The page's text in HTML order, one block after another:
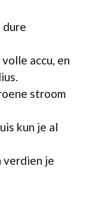
dure
accu, en
stroom
kun je al
verdien je